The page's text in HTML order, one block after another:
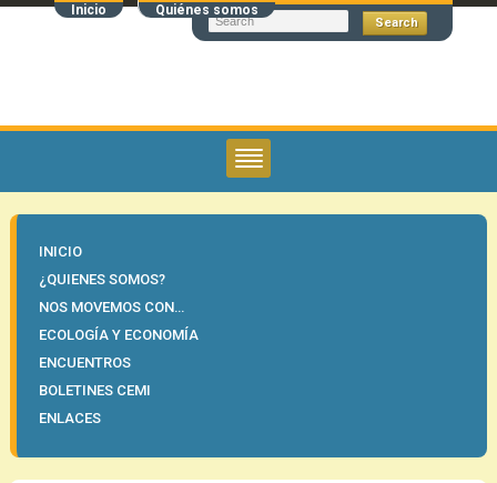
Inicio Quiénes somos
INICIO
¿QUIENES SOMOS?
NOS MOVEMOS CON…
ECOLOGÍA Y ECONOMÍA
ENCUENTROS
BOLETINES CEMI
ENLACES